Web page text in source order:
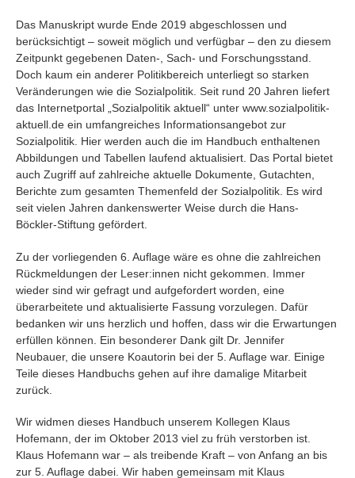
Das Manuskript wurde Ende 2019 abgeschlossen und
berücksichtigt – soweit möglich und verfügbar – den zu diesem
Zeitpunkt gegebenen Daten-, Sach- und Forschungsstand.
Doch kaum ein anderer Politikbereich unterliegt so starken
Veränderungen wie die Sozialpolitik. Seit rund 20 Jahren liefert
das Internetportal „Sozialpolitik aktuell“ unter www.sozialpolitik-
aktuell.de ein umfangreiches Informationsangebot zur
Sozialpolitik. Hier werden auch die im Handbuch enthaltenen
Abbildungen und Tabellen laufend aktualisiert. Das Portal bietet
auch Zugriff auf zahlreiche aktuelle Dokumente, Gutachten,
Berichte zum gesamten Themenfeld der Sozialpolitik. Es wird
seit vielen Jahren dankenswerter Weise durch die Hans-
Böckler-Stiftung gefördert.
Zu der vorliegenden 6. Auflage wäre es ohne die zahlreichen
Rückmeldungen der Leser:innen nicht gekommen. Immer
wieder sind wir gefragt und aufgefordert worden, eine
überarbeitete und aktualisierte Fassung vorzulegen. Dafür
bedanken wir uns herzlich und hoffen, dass wir die Erwartungen
erfüllen können. Ein besonderer Dank gilt Dr. Jennifer
Neubauer, die unsere Koautorin bei der 5. Auflage war. Einige
Teile dieses Handbuchs gehen auf ihre damalige Mitarbeit
zurück.
Wir widmen dieses Handbuch unserem Kollegen Klaus
Hofemann, der im Oktober 2013 viel zu früh verstorben ist.
Klaus Hofemann war – als treibende Kraft – von Anfang an bis
zur 5. Auflage dabei. Wir haben gemeinsam mit Klaus